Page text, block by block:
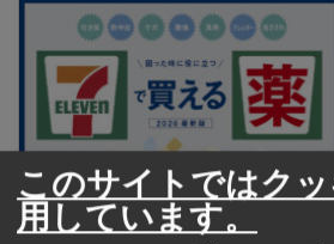
このサイトではク
用しています。